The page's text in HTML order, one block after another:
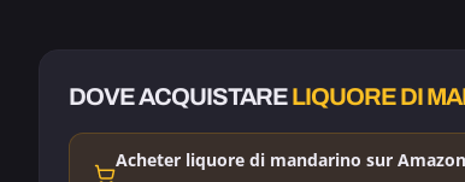
DOVE ACQUISTARELIQUORE DI
Acheter liquore di mandarino sur Amazon